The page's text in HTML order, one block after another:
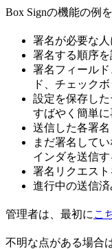
Box Signの機能の例
署名が必要な
署名する順序を
署名フィール
ド、チェック
設定を保存した
すばやく簡単
送信した各署
まだ署名して
インダを送信す
署名リクエス
進行中の送信
管理者は、最初に こ
不明な点がある場合